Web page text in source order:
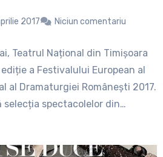
2017 Niciun comentariu
Teatrul Național din Timișoara
a Festivalului European al
al Dramaturgiei Românești 2017.
spectacolelor din…